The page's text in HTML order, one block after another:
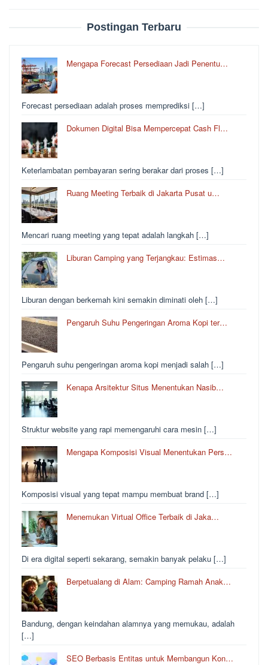
Postingan Terbaru
Mengapa Forecast Persediaan Jadi Penentu…
Forecast persediaan adalah proses memprediksi […]
Dokumen Digital Bisa Mempercepat Cash Fl…
Keterlambatan pembayaran sering berakar dari proses […]
Ruang Meeting Terbaik di Jakarta Pusat u…
Mencari ruang meeting yang tepat adalah langkah […]
Liburan Camping yang Terjangkau: Estimas…
Liburan dengan berkemah kini semakin diminati oleh […]
Pengaruh Suhu Pengeringan Aroma Kopi ter…
Pengaruh suhu pengeringan aroma kopi menjadi salah […]
Kenapa Arsitektur Situs Menentukan Nasib…
Struktur website yang rapi memengaruhi cara mesin […]
Mengapa Komposisi Visual Menentukan Pers…
Komposisi visual yang tepat mampu membuat brand […]
Menemukan Virtual Office Terbaik di Jaka…
Di era digital seperti sekarang, semakin banyak pelaku […]
Berpetualang di Alam: Camping Ramah Anak…
Bandung, dengan keindahan alamnya yang memukau, adalah
[…]
SEO Berbasis Entitas untuk Membangun Kon…